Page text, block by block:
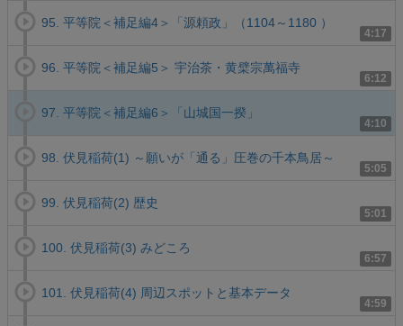
4:17
95. 平等院＜補足編4＞「源頼政」（1104～1180 ）
6:12
96. 平等院＜補足編5＞ 宇治茶・黄檗宗萬福寺
4:10
97. 平等院＜補足編6＞「山城国一揆」
5:05
98. 伏見稲荷(1) ～願いが「通る」圧巻の千本鳥居～
5:01
99. 伏見稲荷(2) 歴史
6:57
100. 伏見稲荷(3) みどころ
4:59
101. 伏見稲荷(4) 周辺スポットと基本データ